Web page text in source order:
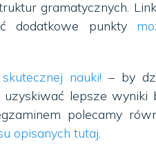
gramatycznych.
dodatkowe punkty
nauki! – by
lepsze wyniki
polecamy
opisanych tutaj.